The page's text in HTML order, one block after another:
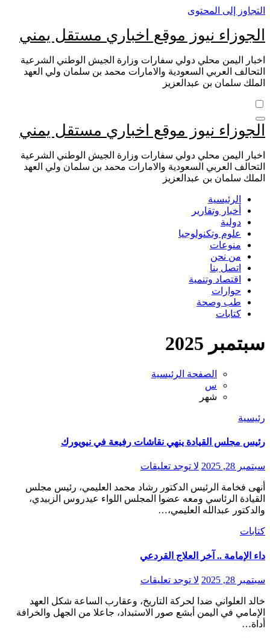
التجاوز إلى المحتوى
الجوزاء نيوز موقع اخباري مستقل يمني
اخبار اليمن محلي دولي سفارات وزارة الجيش الوطني الشرعية
التحالف العربي السعودية والامارات محمد بن سلمان ولي العهد
الملك سلمان بن عبدالعزيز
الجوزاء نيوز موقع اخباري مستقل يمني
اخبار اليمن محلي دولي سفارات وزارة الجيش الوطني الشرعية
التحالف العربي السعودية والامارات محمد بن سلمان ولي العهد
الملك سلمان بن عبدالعزيز
الرئيسية
أخبار وتقارير
دولية
علوم وتكنولوجيا
منوعات
من نحن
اتصل بنا
اقتصاد وتنمية
حوارات
طب وصحة
كتابات
سبتمبر 2025
الصفحة الرئيسية
س
شهر
رئيسية
رئيس مجلس القيادة ينهي نقاشات رفيعة في نيويورك
سبتمبر 28, 2025 لا توجد تعليقات
القيادة الرئاسي ومعه عضوا المجلس اللواء عيدروس الزبيدي،
والدكتور عبدالله العليمي،…
كتابات
داء الإمامة .. آخر العلاج القردعي
سبتمبر 28, 2025 لا توجد تعليقات
خالد العلواني ضدا لحركة التاريخ، وعقارب الساعة شكل العهد
الإمامي في اليمن أبشع صور الاستبداد، جاعلا من الجهل والخرافة
أداة…